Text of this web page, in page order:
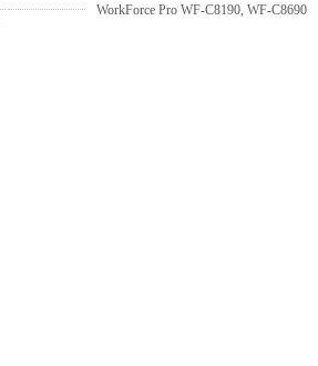
WorkForce Pro WF-C8190, WF-C8690